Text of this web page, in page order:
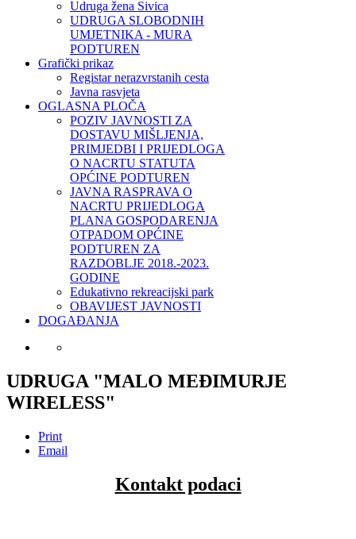
Udruga žena Sivica
UDRUGA SLOBODNIH
UMJETNIKA - MURA
PODTUREN
Grafički prikaz
Registar nerazvrstanih cesta
Javna rasvjeta
OGLASNA PLOČA
POZIV JAVNOSTI ZA
DOSTAVU MIŠLJENJA,
PRIMJEDBI I PRIJEDLOGA
O NACRTU STATUTA
OPĆINE PODTUREN
JAVNA RASPRAVA O
NACRTU PRIJEDLOGA
PLANA GOSPODARENJA
OTPADOM OPĆINE
PODTUREN ZA
RAZDOBLJE 2018.-2023.
GODINE
Edukativno rekreacijski park
OBAVIJEST JAVNOSTI
DOGAĐANJA
UDRUGA "MALO MEĐIMURJE
WIRELESS"
Print
Email
Kontakt podaci